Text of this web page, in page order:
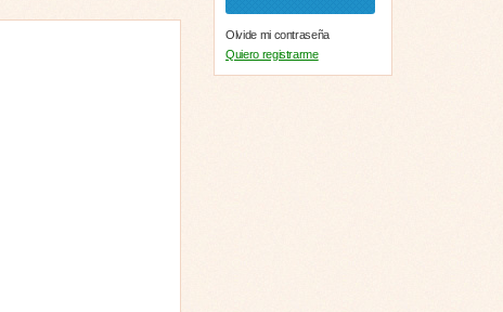
Olvide mi contraseña
Quiero registrarme